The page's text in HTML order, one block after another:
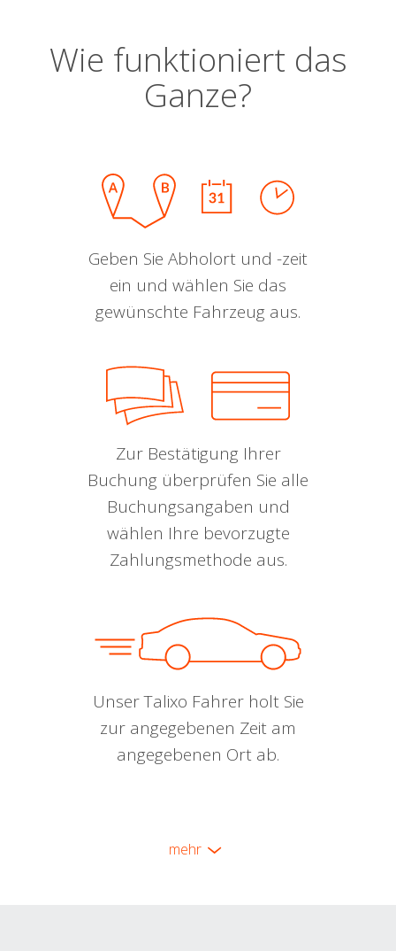
Wie funktioniert das
Ganze?
Geben Sie Abholort und -zeit
ein und wählen Sie das
gewünschte Fahrzeug aus.
Zur Bestätigung Ihrer
Buchung überprüfen Sie alle
Buchungsangaben und
wählen Ihre bevorzugte
Zahlungsmethode aus.
Unser Talixo Fahrer holt Sie
zur angegebenen Zeit am
angegebenen Ort ab.
mehr